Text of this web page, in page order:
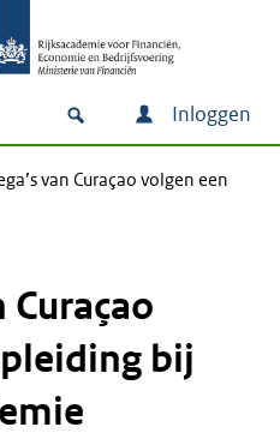
Inloggen
van Curaçao volgen een
Curaçao
bij